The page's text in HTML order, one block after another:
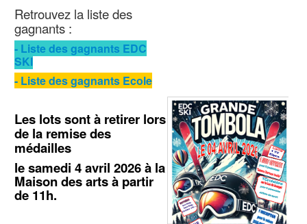
Nous Contacter
s
a
t
e
u
r
:
4
/
5
Retrouvez la liste des
gagnants :
- Liste des gagnants EDC
SKI
- Liste des gagnants Ecole
Les lots sont à retirer lors
de la remise des
médailles
le samedi 4 avril 2026 à la
Maison des arts à partir
de 11h.